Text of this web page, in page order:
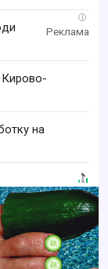
i
на